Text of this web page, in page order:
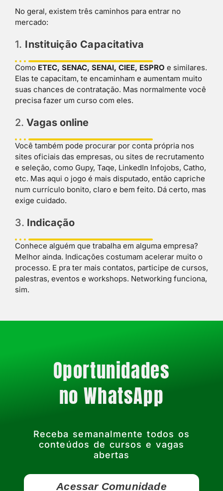
No geral, existem três caminhos para entrar no
mercado:
1. Instituição Capacitativa
Como ETEC, SENAC, SENAI, CIEE, ESPRO e similares.
Elas te capacitam, te encaminham e aumentam muito
suas chances de contratação. Mas normalmente você
precisa fazer um curso com eles.
2. Vagas online
Você também pode procurar por conta própria nos
sites oficiais das empresas, ou sites de recrutamento
e seleção, como Gupy, Taqe, LinkedIn Infojobs, Catho,
etc. Mas aqui o jogo é mais disputado, então capriche
num currículo bonito, claro e bem feito. Dá certo, mas
exige cuidado.
3. Indicação
Conhece alguém que trabalha em alguma empresa?
Melhor ainda. Indicações costumam acelerar muito o
processo. E pra ter mais contatos, participe de cursos,
palestras, eventos e workshops. Networking funciona,
sim.
Oportunidades
no WhatsApp
Receba semanalmente todos os
conteúdos de cursos e vagas
abertas
Acessar Comunidade